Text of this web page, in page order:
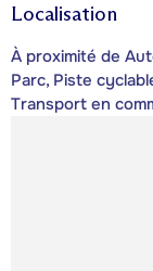
Localisation
À proximité de
Parc, Piste
Transport en